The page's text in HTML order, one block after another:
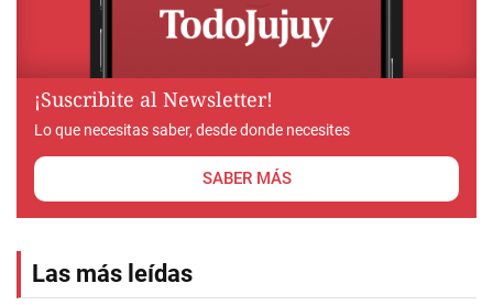
¡Suscribite al Newsletter!
Lo que necesitas saber, desde donde necesites
SABER MÁS
Las más leídas